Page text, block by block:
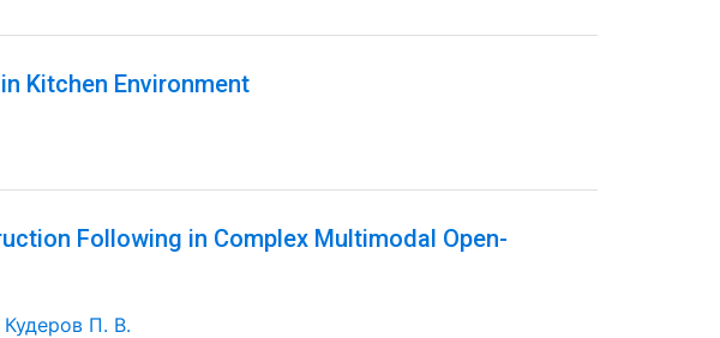
Kitchen Environment
Following in Complex Multimodal Open-
Кудеров П. В.